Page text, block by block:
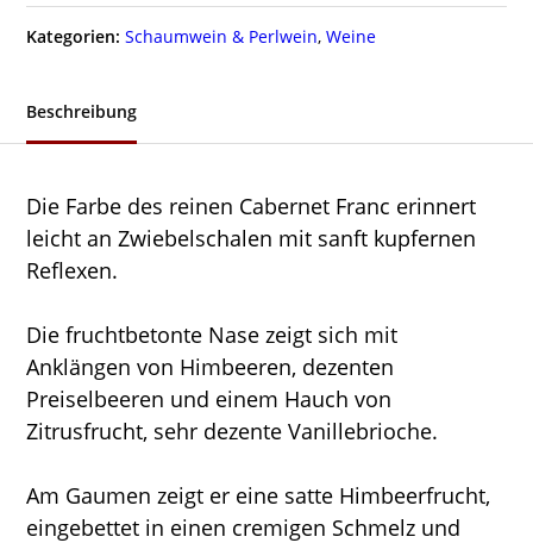
de
Loire
AOC
|
Kategorien: Schaumwein & Perlwein,Weine
Beschreibung
Die Farbe des reinen Cabernet Franc erinnert
leicht an Zwiebelschalen mit sanft kupfernen
Reflexen.
Die fruchtbetonte Nase zeigt sich mit
Anklängen von Himbeeren, dezenten
Preiselbeeren und einem Hauch von
Zitrusfrucht, sehr dezente Vanillebrioche.
Am Gaumen zeigt er eine satte Himbeerfrucht,
eingebettet in einen cremigen Schmelz und